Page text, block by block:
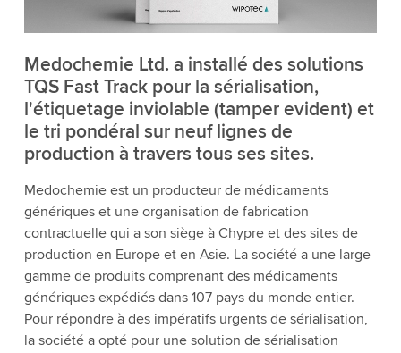
Medochemie Ltd. a installé des solutions
TQS Fast Track pour la sérialisation,
l'étiquetage inviolable (tamper evident) et
le tri pondéral sur neuf lignes de
production à travers tous ses sites.
Medochemie est un producteur de médicaments
génériques et une organisation de fabrication
contractuelle qui a son siège à Chypre et des sites de
production en Europe et en Asie. La société a une large
gamme de produits comprenant des médicaments
génériques expédiés dans 107 pays du monde entier.
Pour répondre à des impératifs urgents de sérialisation,
la société a opté pour une solution de sérialisation